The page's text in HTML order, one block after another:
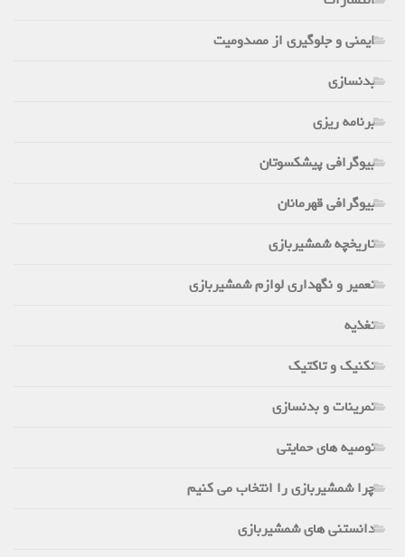
ایمنی و جلوگیری از مصدومیت
بدنسازی
برنامه ریزی
بیوگرافی پیشکسوتان
بیوگرافی قهرمانان
تاریخچه شمشیربازی
تعمیر و نگهداری لوازم شمشیربازی
تغذیه
تکنیک و تاکتیک
تمرینات و بدنسازی
توصیه های حمایتی
چرا شمشیربازی را انتخاب می کنیم
دانستنی های شمشیربازی